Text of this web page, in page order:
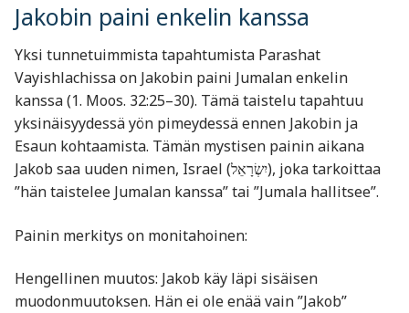
Jakobin paini enkelin kanssa
Yksi tunnetuimmista tapahtumista Parashat
Vayishlachissa on Jakobin paini Jumalan enkelin
kanssa (1. Moos. 32:25–30). Tämä taistelu tapahtuu
yksinäisyydessä yön pimeydessä ennen Jakobin ja
Esaun kohtaamista. Tämän mystisen painin aikana
Jakob saa uuden nimen, Israel (יִשְׂרָאֵל), joka tarkoittaa
”hän taistelee Jumalan kanssa” tai ”Jumala hallitsee”.
Painin merkitys on monitahoinen:
Hengellinen muutos: Jakob käy läpi sisäisen
muodonmuutoksen. Hän ei ole enää vain ”Jakob”